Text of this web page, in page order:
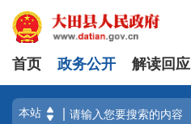
首页 政务公开 解读回应